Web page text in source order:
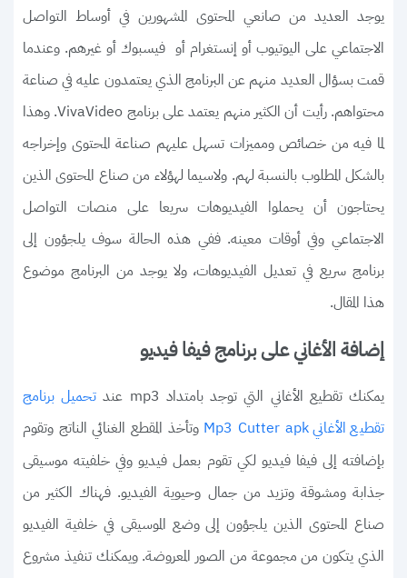
يوجد العديد من صانعي المحتوى المشهورين في أوساط التواصل
الاجتماعي على اليوتيوب أو إنستغرام أو فيسبوك أو غيرهم. وعندما
قمت بسؤال العديد منهم عن البرنامج الذي يعتمدون عليه في صناعة
محتواهم. رأيت أن الكثير منهم يعتمد على برنامج VivaVideo. وهذا
لما فيه من خصائص ومميزات تسهل عليهم صناعة المحتوى وإخراجه
بالشكل المطلوب بالنسبة لهم. ولاسيما لهؤلاء من صناع المحتوى الذين
يحتاجون أن يحملوا الفيديوهات سريعا على منصات التواصل
الاجتماعي وفي أوقات معينه. ففي هذه الحالة سوف يلجؤون إلى
برنامج سريع في تعديل الفيديوهات، ولا يوجد من البرنامج موضوع
هذا المقال.
إضافة الأغاني على برنامج فيفا فيديو
يمكنك تقطيع الأغاني التي توجد بامتداد mp3 عند
تحميل برنامج
تقطيع الأغاني Mp3 Cutter apk
وتأخذ المقطع الغنائي الناتج وتقوم
بإضافته إلى فيفا فيديو لكي تقوم بعمل فيديو وفي خلفيته موسيقى
جذابة ومشوقة وتزيد من جمال وحيوية الفيديو. فهناك الكثير من
صناع المحتوى الذين يلجؤون إلى وضع الموسيقى في خلفية الفيديو
الذي يتكون من مجموعة من الصور المعروضة. ويمكنك تنفيذ مشروع